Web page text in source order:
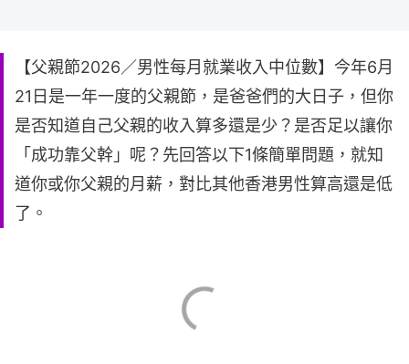
【父親節2026／男性每月就業收入中位數】今年6月
21日是一年一度的父親節，是爸爸們的大日子，但你
是否知道自己父親的收入算多還是少？是否足以讓你
「成功靠父幹」呢？先回答以下1條簡單問題，就知
道你或你父親的月薪，對比其他香港男性算高還是低
了。